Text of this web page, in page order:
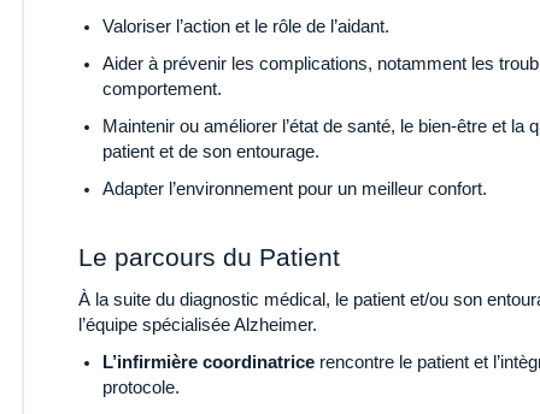
Valoriser l’action et le rôle de l’aidant.
Aider à prévenir les complications, notamment les
comportement.
Maintenir ou améliorer l’état de santé, le bien-être et la
patient et de son entourage.
Adapter l’environnement pour un meilleur confort.
Le parcours du Patient
À la suite du diagnostic médical, le patient et/ou son
l’équipe spécialisée Alzheimer.
L’infirmière coordinatricerencontre le patient et
protocole.